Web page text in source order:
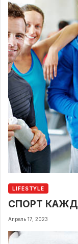
LIFESTYLE
СПОРТ
Апрель 17, 2023